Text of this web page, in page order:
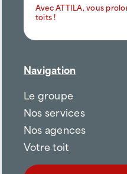
Avec ATTILA, vous
toits !
Navigation
Le groupe
Nos services
Nos agences
Votre toit